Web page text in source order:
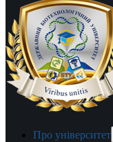
Про університет